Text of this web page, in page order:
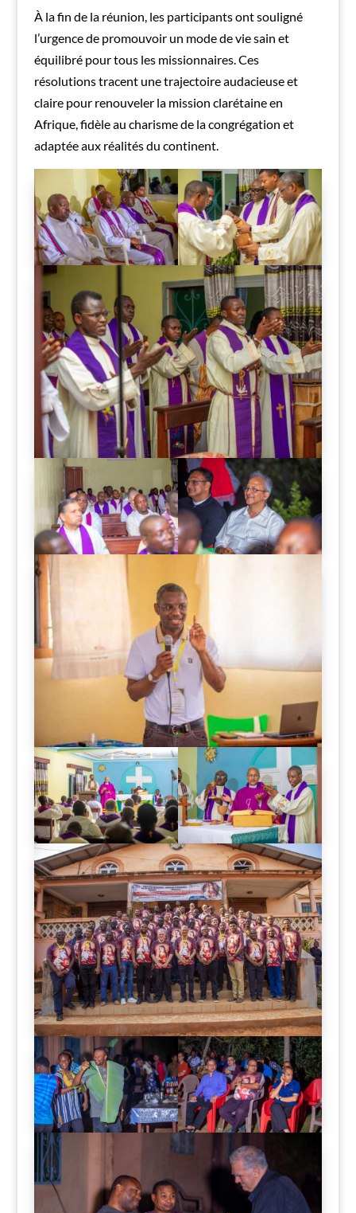
À la fin de la réunion, les participants ont souligné
l’urgence de promouvoir un mode de vie sain et
équilibré pour tous les missionnaires. Ces
résolutions tracent une trajectoire audacieuse et
claire pour renouveler la mission clarétaine en
Afrique, fidèle au charisme de la congrégation et
adaptée aux réalités du continent.